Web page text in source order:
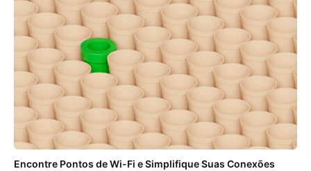
Encontre Pontos de Wi-Fi e Simplifique Suas Conexões